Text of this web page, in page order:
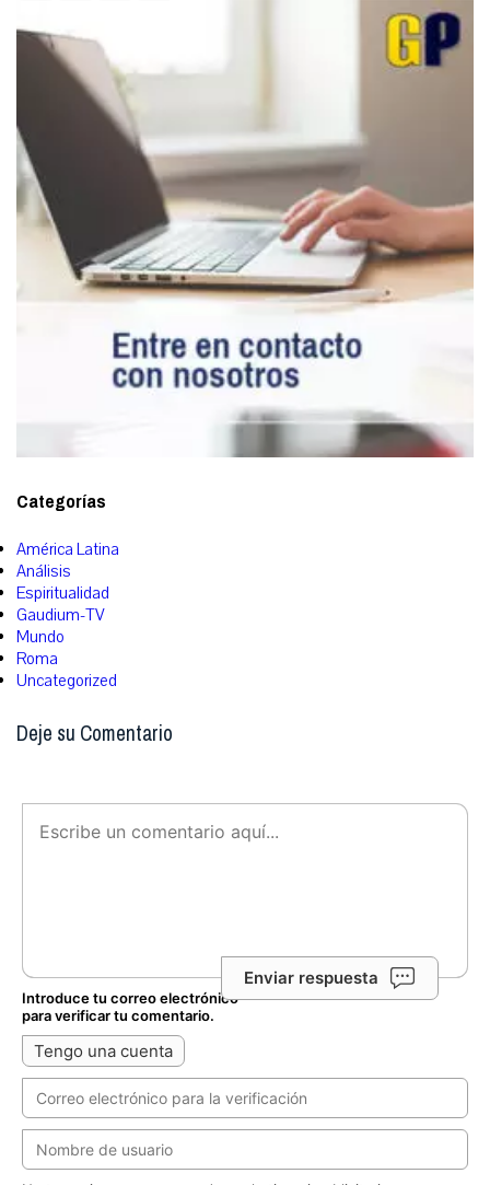
Categorías
América Latina
Análisis
Espiritualidad
Gaudium-TV
Mundo
Roma
Uncategorized
Deje su Comentario
Enviar respuesta
Introduce tu correo electrónico
para verificar tu comentario.
Tengo una cuenta